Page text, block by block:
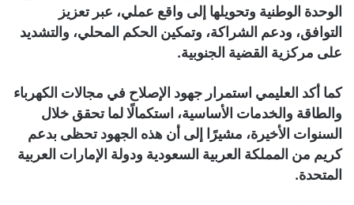
الوحدة الوطنية وتحويلها إلى واقع عملي، عبر تعزيز
التوافق، ودعم الشراكة، وتمكين الحكم المحلي، والتشديد
على مركزية القضية الجنوبية.
كما أكد العليمي استمرار جهود الإصلاح في مجالات الكهرباء
والطاقة والخدمات الأساسية، استكمالًا لما تحقق خلال
السنوات الأخيرة، مشيرًا إلى أن هذه الجهود تحظى بدعم
كريم من المملكة العربية السعودية ودولة الإمارات العربية
المتحدة.